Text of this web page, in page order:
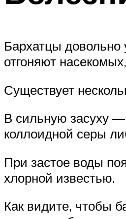
Бархатцы
отгоняют
Существует
В сильную засуху —
коллоидной серы
При застое воды
хлорной известью.
Как видите, чтобы